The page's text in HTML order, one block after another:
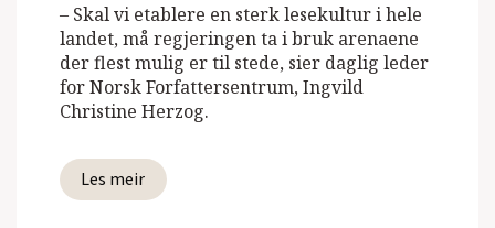
– Skal vi etablere en sterk lesekultur i hele
landet, må regjeringen ta i bruk arenaene
der flest mulig er til stede, sier daglig leder
for Norsk Forfattersentrum, Ingvild
Christine Herzog.
Les meir